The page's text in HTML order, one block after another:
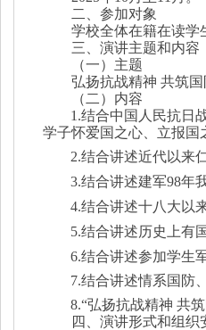
二、参加对象
学校全体在籍在读学
三、演讲主题和内容
（一）主题
弘扬抗战精神 共筑
（二）内容
1.结合中国人民抗日
学子怀爱国之心、立报国
2.结合讲述近代以来
3.结合讲述建军98年
4.结合讲述十八大以
5.结合讲述历史上有
6.结合讲述参加学生
7.结合讲述情系国防
8.“弘扬抗战精神 共
四、演讲形式和组织